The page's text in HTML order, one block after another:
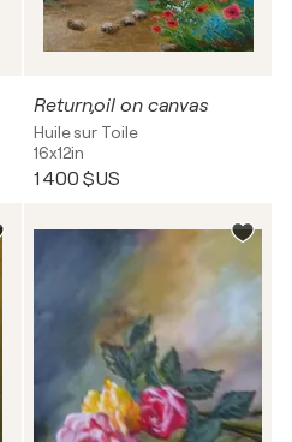
Return,oil on canvas
Huile sur Toile
16x12in
1 400 $US